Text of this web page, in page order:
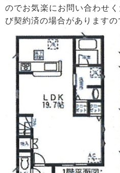
のでお気楽にお問い合わせ
び契約済の場合があります